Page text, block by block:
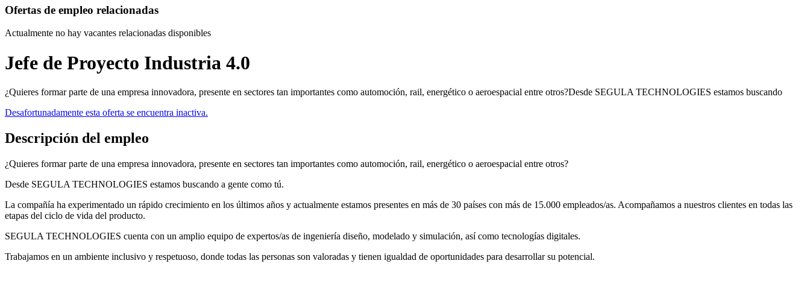
Ofertas de empleo relacionadas
Actualmente no hay vacantes relacionadas disponibles
Jefe de Proyecto Industria 4.0
¿Quieres formar parte de una empresa innovadora, presente en sectores tan importantes como automoción, rail, energético o aeroespacial entre otros?Desde SEGULA TECHNOLOGIES estamos buscando
Desafortunadamente esta oferta se encuentra inactiva.
Descripción del empleo
¿Quieres formar parte de una empresa innovadora, presente en sectores tan importantes como automoción, rail, energético o aeroespacial entre otros?
Desde SEGULA TECHNOLOGIES estamos buscando a gente como tú.
La compañía ha experimentado un rápido crecimiento en los últimos años y actualmente estamos presentes en más de 30 países con más de 15.000 empleados/as. Acompañamos a nuestros clientes en todas las
etapas del ciclo de vida del producto.
SEGULA TECHNOLOGIES cuenta con un amplio equipo de expertos/as de ingeniería diseño, modelado y simulación, así como tecnologías digitales.
Trabajamos en un ambiente inclusivo y respetuoso, donde todas las personas son valoradas y tienen igualdad de oportunidades para desarrollar su potencial.